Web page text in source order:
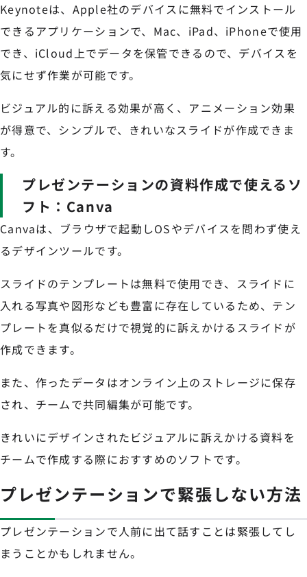
Keynoteは、Apple社のデバイスに無料でインストール
できるアプリケーションで、Mac、iPad、iPhoneで使用
でき、iCloud上でデータを保管できるので、デバイスを
気にせず作業が可能です。
ビジュアル的に訴える効果が高く、アニメーション効果
が得意で、シンプルで、きれいなスライドが作成できま
す。
プレゼンテーションの資料作成で使えるソ
フト：Canva
Canvaは、ブラウザで起動しOSやデバイスを問わず使え
るデザインツールです。
スライドのテンプレートは無料で使用でき、スライドに
入れる写真や図形なども豊富に存在しているため、テン
プレートを真似るだけで視覚的に訴えかけるスライドが
作成できます。
また、作ったデータはオンライン上のストレージに保存
され、チームで共同編集が可能です。
きれいにデザインされたビジュアルに訴えかける資料を
チームで作成する際におすすめのソフトです。
プレゼンテーションで緊張しない方法
プレゼンテーションで人前に出て話すことは緊張してし
まうことかもしれません。